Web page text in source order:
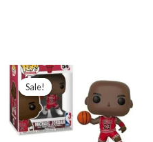
Sale!
Sale!
Pierwotna
cena
wynosiła:
243,61 zł.
cena
wynosi:
187,39 zł.